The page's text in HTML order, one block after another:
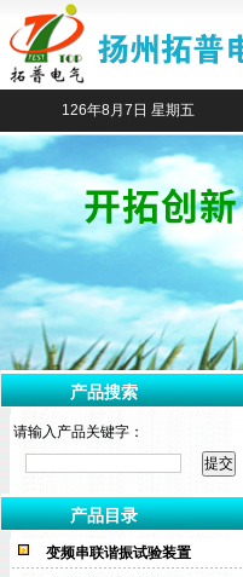
126年8月7日 星期五
产品搜索
请输入产品关键字：
产品目录
变频串联谐振试验装置